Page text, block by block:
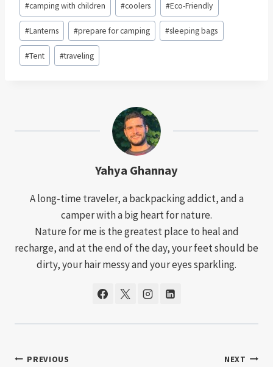
#camping with children #coolers #Eco-Friendly
#Lanterns #prepare for camping #sleeping bags
#Tent #traveling
Yahya Ghannay
A long-time traveler, a backpacking addict, and a
camper with a big heart for nature.
Nature for me is the greatest place to heal and
recharge, and at the end of the day, your feet should be
dirty, your hair messy and your eyes sparkling.
PREVIOUS NEXT